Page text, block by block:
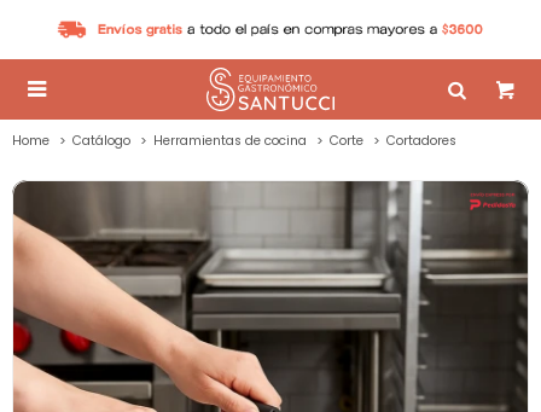

Home Catálogo Herramientas de cocina Corte Cortadores